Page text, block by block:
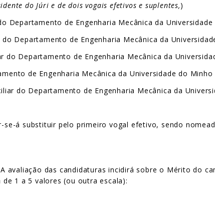
do Júri e de dois vogais efetivos e suplentes,)
Departamento de Engenharia Mecânica da
Departamento de Engenharia Mecânica da
do Departamento de Engenharia Mecânica da
de Engenharia Mecânica da Universidade do Minho
do Departamento de Engenharia Mecânica da
á substituir pelo primeiro vogal efetivo, sendo
avaliação das candidaturas incidirá sobre o Mérito do
1 a 5 valores (ou outra escala):